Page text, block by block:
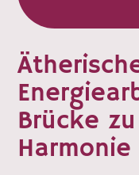
Brücke
Harmonie